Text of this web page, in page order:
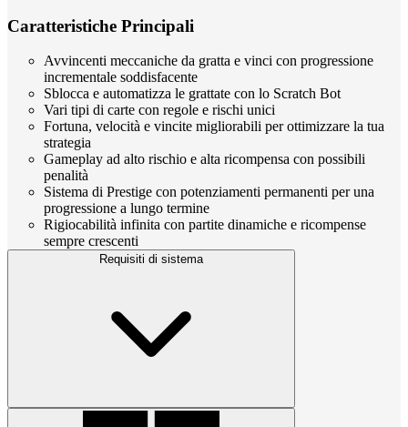
Caratteristiche Principali
Avvincenti meccaniche da gratta e vinci con progressione
incrementale soddisfacente
Sblocca e automatizza le grattate con lo Scratch Bot
Vari tipi di carte con regole e rischi unici
Fortuna, velocità e vincite migliorabili per ottimizzare la tua
strategia
Gameplay ad alto rischio e alta ricompensa con possibili
penalità
Sistema di Prestige con potenziamenti permanenti per una
progressione a lungo termine
Rigiocabilità infinita con partite dinamiche e ricompense
sempre crescenti
Requisiti di sistema